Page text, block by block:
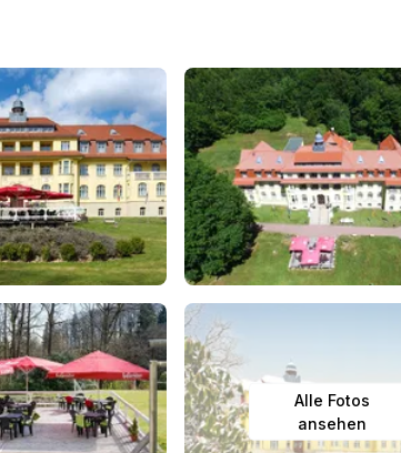
Alle Fotos
ansehen